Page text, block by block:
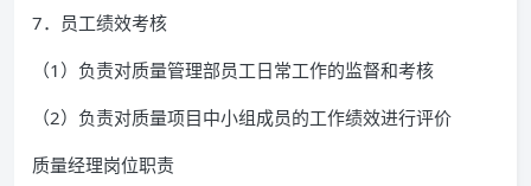
7．员工绩效考核
（1）负责对质量管理部员工日常工作的监督和考核
（2）负责对质量项目中小组成员的工作绩效进行评价
质量经理岗位职责